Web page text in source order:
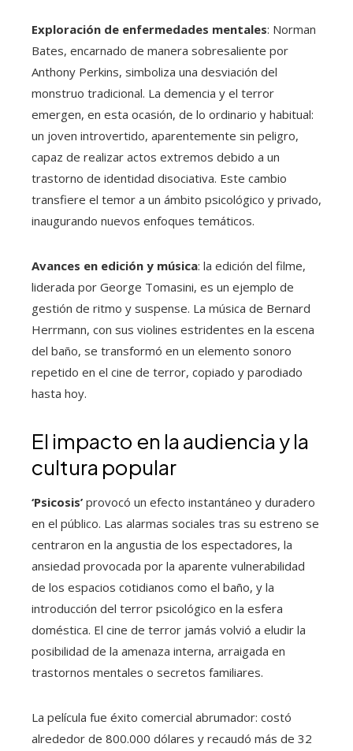
Exploración de enfermedades mentales: Norman
Bates, encarnado de manera sobresaliente por
Anthony Perkins, simboliza una desviación del
monstruo tradicional. La demencia y el terror
emergen, en esta ocasión, de lo ordinario y habitual:
un joven introvertido, aparentemente sin peligro,
capaz de realizar actos extremos debido a un
trastorno de identidad disociativa. Este cambio
transfiere el temor a un ámbito psicológico y privado,
inaugurando nuevos enfoques temáticos.
Avances en edición y música: la edición del filme,
liderada por George Tomasini, es un ejemplo de
gestión de ritmo y suspense. La música de Bernard
Herrmann, con sus violines estridentes en la escena
del baño, se transformó en un elemento sonoro
repetido en el cine de terror, copiado y parodiado
hasta hoy.
El impacto en la audiencia y la
cultura popular
‘Psicosis’ provocó un efecto instantáneo y duradero
en el público. Las alarmas sociales tras su estreno se
centraron en la angustia de los espectadores, la
ansiedad provocada por la aparente vulnerabilidad
de los espacios cotidianos como el baño, y la
introducción del terror psicológico en la esfera
doméstica. El cine de terror jamás volvió a eludir la
posibilidad de la amenaza interna, arraigada en
trastornos mentales o secretos familiares.
La película fue éxito comercial abrumador: costó
alrededor de 800.000 dólares y recaudó más de 32